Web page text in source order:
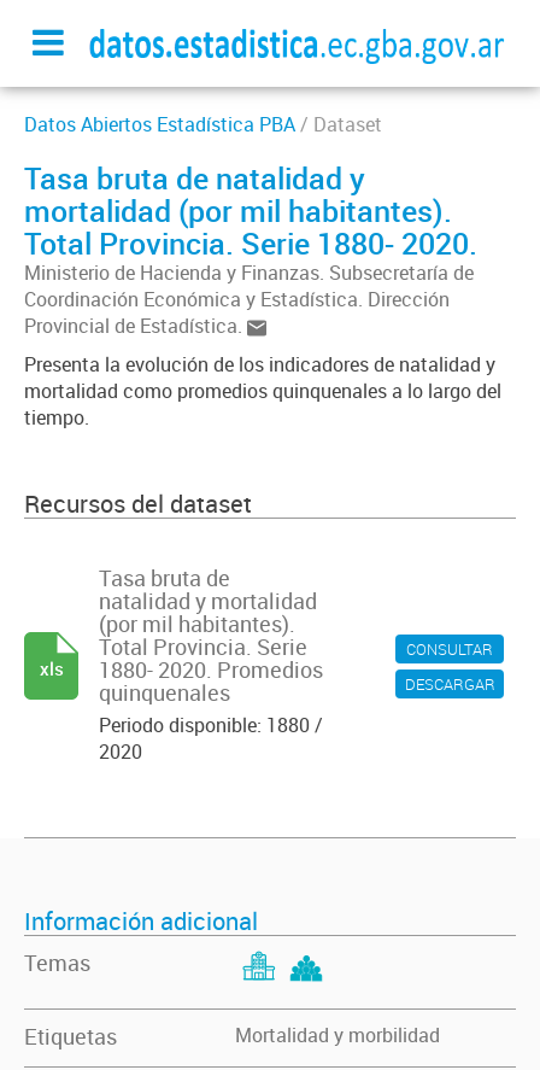
Datos Abiertos Estadística PBA/ Dataset
Tasa bruta de natalidad y
mortalidad (por mil habitantes).
Total Provincia. Serie 1880- 2020.
Ministerio de Hacienda y Finanzas. Subsecretaría de
Coordinación Económica y Estadística. Dirección
Provincial de Estadística.
Presenta la evolución de los indicadores de natalidad y
mortalidad como promedios quinquenales a lo largo del
tiempo.
Recursos del dataset
CONSULTAR
DESCARGAR
Tasa bruta de
natalidad y mortalidad
(por mil habitantes).
Total Provincia. Serie
1880- 2020. Promedios
quinquenales
Periodo disponible: 1880 /
2020
xls
Información adicional
Temas
Etiquetas Mortalidad y morbilidad